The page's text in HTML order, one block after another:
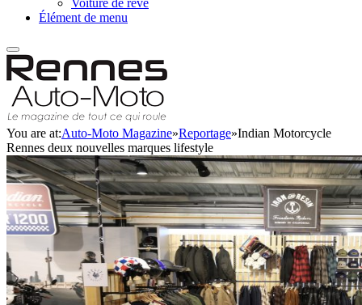
Voiture de rêve
Élément de menu
You are at:Auto-Moto Magazine»Reportage»Indian Motorcycle
Rennes deux nouvelles marques lifestyle